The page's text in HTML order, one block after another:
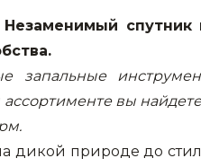
запальные
вы
дикой природе до